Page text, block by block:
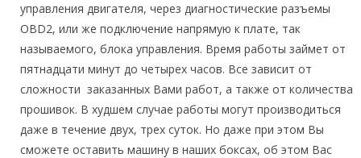
управления двигателя, через диагностические разъемы
OBD2, или же подключение напрямую к плате, так
называемого, блока управления. Время работы займет от
пятнадцати минут до четырех часов. Все зависит от
сложности заказанных Вами работ, а также от количества
прошивок. В худшем случае работы могут производиться
даже в течение двух, трех суток. Но даже при этом Вы
сможете оставить машину в наших боксах, об этом Вас